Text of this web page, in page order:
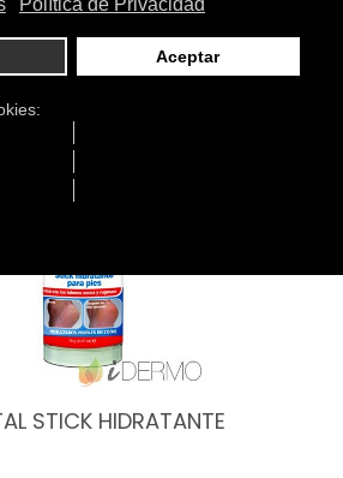
de Flexital
STICK HIDRATANTE